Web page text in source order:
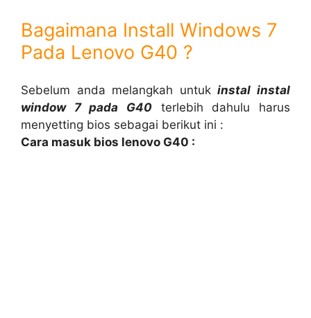
Bagaimana Install Windows 7
Pada Lenovo G40 ?
Sebelum anda melangkah untukinstal instal
window 7 pada G40 terlebih dahulu harus
menyetting bios sebagai berikut ini :
Cara masuk bios lenovo G40 :